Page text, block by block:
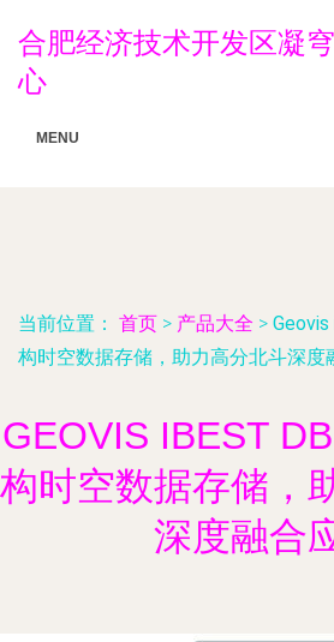
合肥经济技术开发区凝
心
MENU
当前位置： 首页 > 产品大全 >
构时空数据存储，助力高分北斗深度
GEOVIS IBEST
构时空数据存储，
深度融合